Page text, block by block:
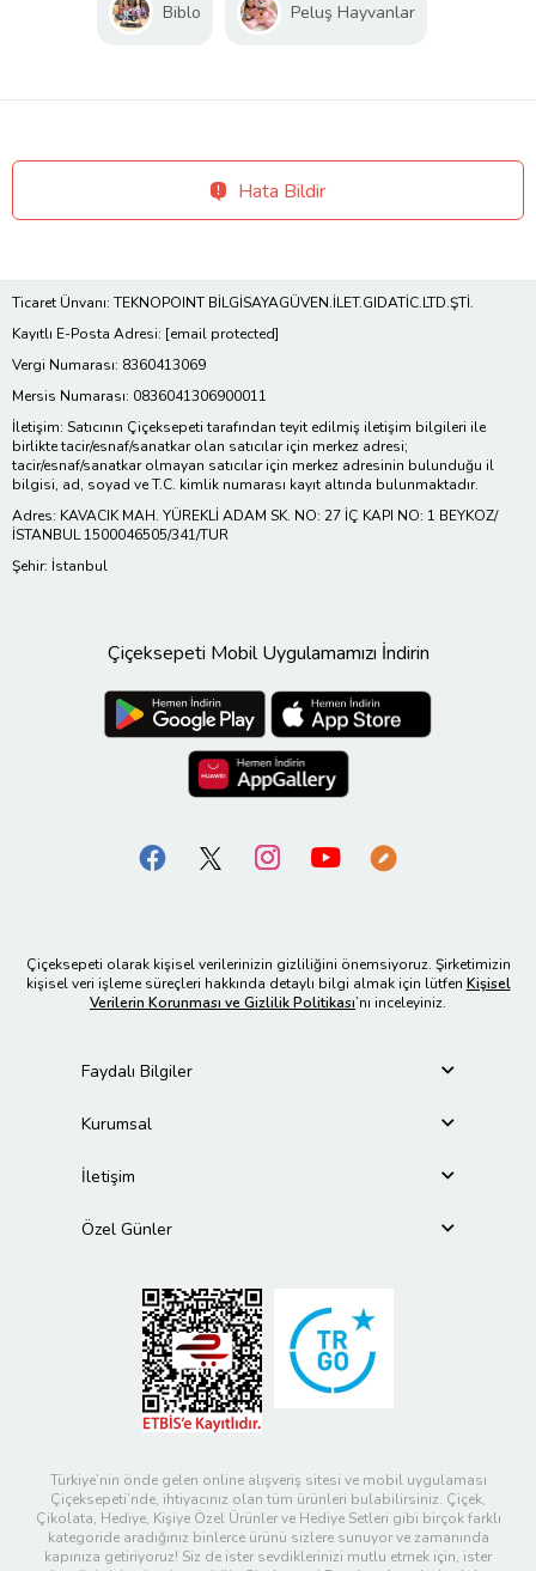
Biblo Peluş Hayvanlar
Hata Bildir
Ticaret Ünvanı: TEKNOPOINT BİLGİSAYAGÜVEN.İLET.GIDATİC.LTD.ŞTİ.
Kayıtlı E-Posta Adresi: [email protected]
Vergi Numarası: 8360413069
Mersis Numarası: 0836041306900011
İletişim: Satıcının Çiçeksepeti tarafından teyit edilmiş iletişim bilgileri ile
birlikte tacir/esnaf/sanatkar olan satıcılar için merkez adresi;
tacir/esnaf/sanatkar olmayan satıcılar için merkez adresinin bulunduğu il
bilgisi, ad, soyad ve T.C. kimlik numarası kayıt altında bulunmaktadır.
Adres: KAVACIK MAH. YÜREKLİ ADAM SK. NO: 27 İÇ KAPI NO: 1 BEYKOZ/
İSTANBUL 1500046505/341/TUR
Şehir: İstanbul
Çiçeksepeti Mobil Uygulamamızı İndirin
Çiçeksepeti olarak kişisel verilerinizin gizliliğini önemsiyoruz. Şirketimizin
kişisel veri işleme süreçleri hakkında detaylı bilgi almak için lütfen Kişisel
Verilerin Korunması ve Gizlilik Politikası’nı inceleyiniz.
Faydalı Bilgiler
Kurumsal
İletişim
Özel Günler
Türkiye’nin önde gelen online alışveriş sitesi ve mobil uygulaması
Çiçeksepeti’nde, ihtiyacınız olan tüm ürünleri bulabilirsiniz. Çiçek,
Çikolata, Hediye, Kişiye Özel Ürünler ve Hediye Setleri gibi birçok farklı
kategoride aradığınız binlerce ürünü sizlere sunuyor ve zamanında
kapınıza getiriyoruz! Siz de ister sevdiklerinizi mutlu etmek için, ister